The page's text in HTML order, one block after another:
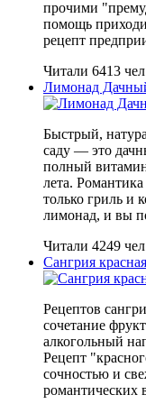
прочими
помощь
рецепт
Читали 6413
Лимонад
Быстрый,
саду — это
полный
лета.
только гриль и
лимонад, и вы
Читали 4249
Сангрия красная
Рецептов
сочетание
алкогольный
Рецепт
сочностью и
романтических